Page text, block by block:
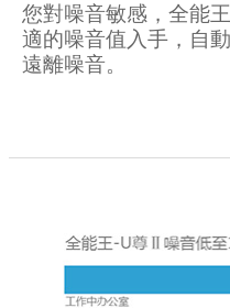
您對噪音敏感，全能王
適的噪音值入手，自
遠離噪音。